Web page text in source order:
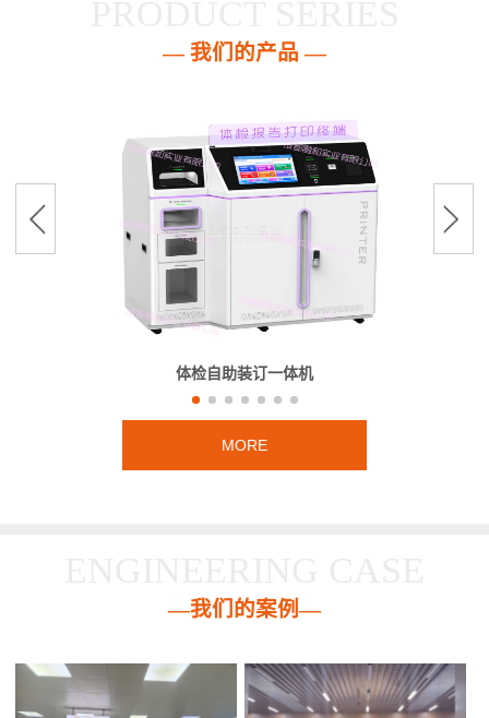
— 我们的产品 —
体检自助装订一体机
MORE
—我们的案例—